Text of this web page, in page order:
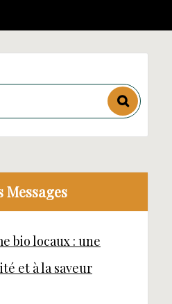
Messages
bio locaux : une
et à la saveur